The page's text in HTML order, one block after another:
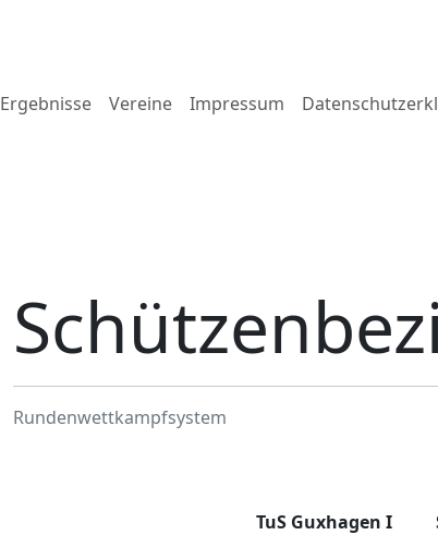
Ergebnisse Vereine Impressum
Rundenwettkampfsystem
TuS Guxhagen I